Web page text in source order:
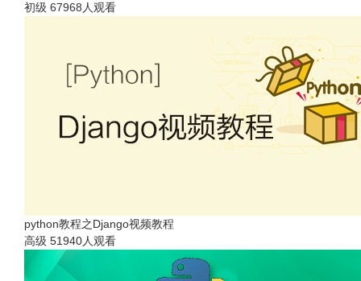
初级 67968人观看
python教程之Django视频教程
高级 51940人观看